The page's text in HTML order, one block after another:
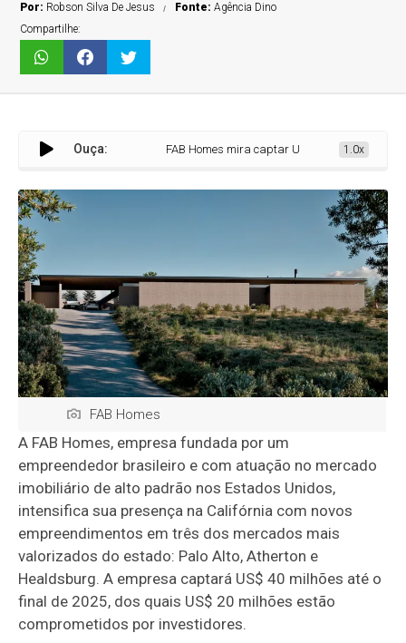
Por: Robson Silva De Jesus Fonte:Agência Dino
Compartilhe:
Ouça: FAB Homes mira captar US$ 40 mi e expandir
1.0x
FAB Homes
A FAB Homes, empresa fundada por um
empreendedor brasileiro e com atuação no mercado
imobiliário de alto padrão nos Estados Unidos,
intensifica sua presença na Califórnia com novos
empreendimentos em três dos mercados mais
valorizados do estado: Palo Alto, Atherton e
Healdsburg. A empresa captará US$ 40 milhões até o
final de 2025, dos quais US$ 20 milhões estão
comprometidos por investidores.